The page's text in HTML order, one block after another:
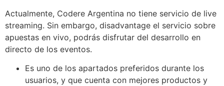
Actualmente, Codere Argentina no tiene servicio de live
streaming. Sin embargo, disadvantage el servicio sobre
apuestas en vivo, podrás disfrutar del desarrollo en
directo de los eventos.
Es uno de los apartados preferidos durante los
usuarios, y que cuenta con mejores productos y